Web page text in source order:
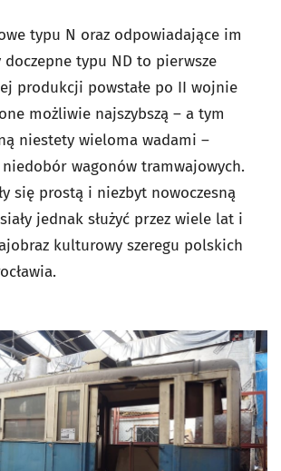
typu N oraz odpowiadające im
doczepne typu ND to pierwsze
produkcji powstałe po II wojnie
możliwie najszybszą – a tym
niestety wieloma wadami –
wagonów tramwajowych.
się prostą i niezbyt nowoczesną
jednak służyć przez wiele lat i
kulturowy szeregu polskich